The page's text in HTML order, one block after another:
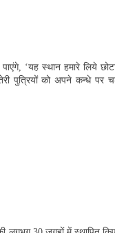
‘यह स्थान हमारे लिये
पुत्रियों को अपने कन्धे पर